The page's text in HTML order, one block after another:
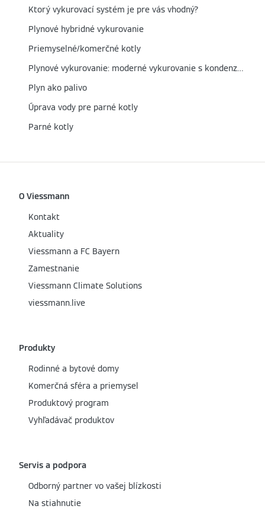
Ktorý vykurovací systém je pre vás vhodný?
Plynové hybridné vykurovanie
Priemyselné/komerčné kotly
Plynové vykurovanie: moderné vykurovanie s kondenzačnou technológiou
Plyn ako palivo
Úprava vody pre parné kotly
Parné kotly
O Viessmann
Kontakt
Aktuality
Viessmann a FC Bayern
Zamestnanie
Viessmann Climate Solutions
viessmann.live
Produkty
Rodinné a bytové domy
Komerčná sféra a priemysel
Produktový program
Vyhľadávač produktov
Servis a podpora
Odborný partner vo vašej blízkosti
Na stiahnutie